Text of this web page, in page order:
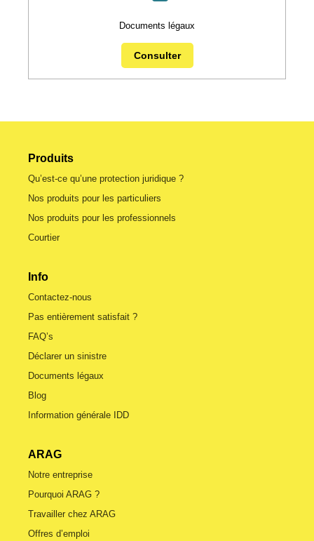
Documents légaux
Consulter
Produits
Qu’est-ce qu’une protection juridique ?
Nos produits pour les particuliers
Nos produits pour les professionnels
Courtier
Info
Contactez-nous
Pas entièrement satisfait ?
FAQ’s
Déclarer un sinistre
Documents légaux
Blog
Information générale IDD
ARAG
Notre entreprise
Pourquoi ARAG ?
Travailler chez ARAG
Offres d’emploi